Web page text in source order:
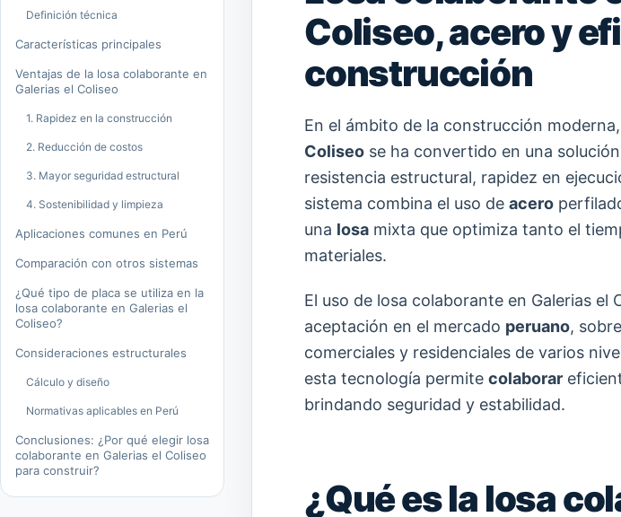
Definición técnica
Características principales
Ventajas de la losa colaborante en
Galerias el Coliseo
1. Rapidez en la construcción
2. Reducción de costos
3. Mayor seguridad estructural
4. Sostenibilidad y limpieza
Aplicaciones comunes en Perú
Comparación con otros sistemas
¿Qué tipo de placa se utiliza en la
losa colaborante en Galerias el
Coliseo?
Consideraciones estructurales
Cálculo y diseño
Normativas aplicables en Perú
Conclusiones: ¿Por qué elegir losa
colaborante en Galerias el Coliseo
para construir?
Coliseo, acero y
construcción
En el ámbito de la construcción
Coliseo se ha convertido en una
resistencia estructural, rapidez en
sistema combina el uso de acero
una losa mixta que optimiza tanto el
materiales.
El uso de losa colaborante en Galerias el
aceptación en el mercado peruano,
comerciales y residenciales de varios
esta tecnología permite colaborar
brindando seguridad y estabilidad.
¿Qué es la losa